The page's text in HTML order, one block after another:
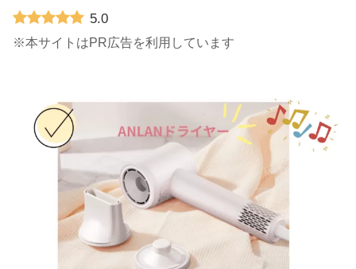
5.0
※本サイトはPR広告を利用しています